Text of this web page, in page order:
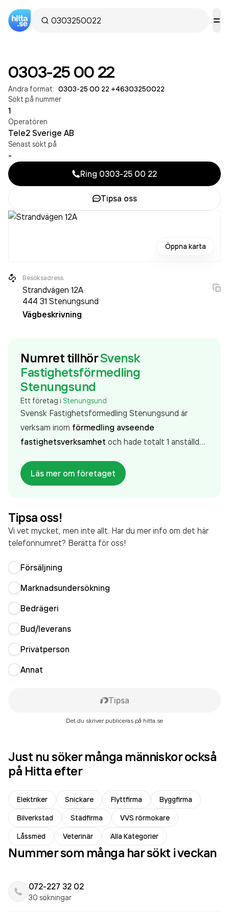
0303-25 00 22
Andra format: 0303-25 00 22 +46303250022
Sökt på nummer
1
Operatören
Tele2 Sverige AB
Senast sökt på
-
Ring 0303-25 00 22
Tipsa oss
Öppna karta
Besöksadress
Strandvägen 12A
444 31 Stenungsund
Vägbeskrivning
Numret tillhörSvensk
Fastighetsförmedling
Stenungsund
Ett företag i Stenungsund
Svensk Fastighetsförmedling Stenungsund är
verksam inom förmedling avseende
fastighetsverksamhet och hade totalt 1 anställd
innan. Bolaget är ett aktiebolag som varit aktivt
sedan 2000. Svensk Fastighetsförmedling
räkenskapsåret (2025).
Läs mer om företaget
Tipsa oss!
Vi vet mycket, men inte allt. Har du mer info om det här
telefonnumret? Berätta för oss!
Försäljning
Marknadsundersökning
Bedrägeri
Bud/leverans
Privatperson
Annat
Tipsa
Det du skriver publiceras på hitta.se
Just nu söker många människor också
på Hitta efter
Elektriker Snickare Flyttfirma
Byggfirma
Bilverkstad
Städfirma
VVS rörmokare
Låssmed
Veterinär Alla Kategorier
Nummer som många har sökt i veckan
072-227 32 02
30 sökningar